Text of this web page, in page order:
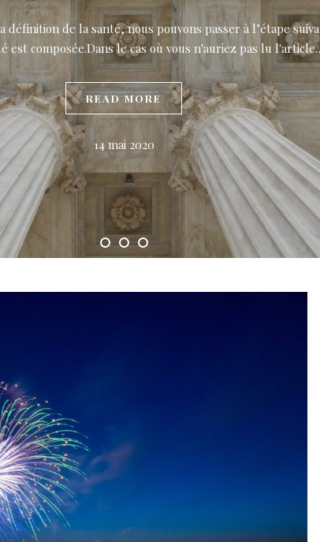
définition de la santé, nous pouvons passer à l’étape
est composée.Dans le cas où vous n'auriez pas lu
READ MORE
14 mai 2020